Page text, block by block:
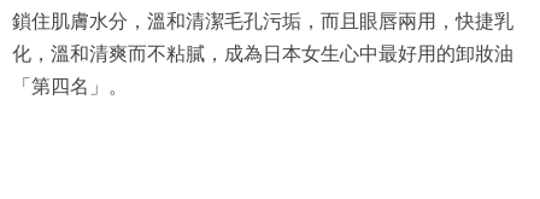
鎖住肌膚水分，溫和清潔毛孔污垢，而且眼唇兩用，快捷乳
化，溫和清爽而不粘膩，成為日本女生心中最好用的卸妝油
「第四名」。